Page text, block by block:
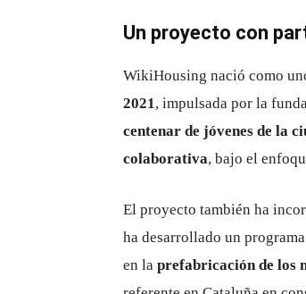
Un proyecto con
WikiHousing nació como
2021, impulsada por la
centenar de jóvenes de la
colaborativa, bajo el
El proyecto también ha
ha desarrollado un
en la prefabricación de los